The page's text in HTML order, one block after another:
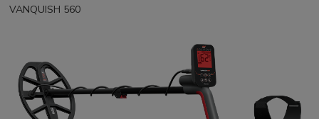
VANQUISH 560